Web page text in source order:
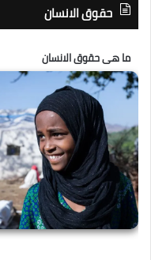
حقوق الانسان
ما هى حقوق الانسان